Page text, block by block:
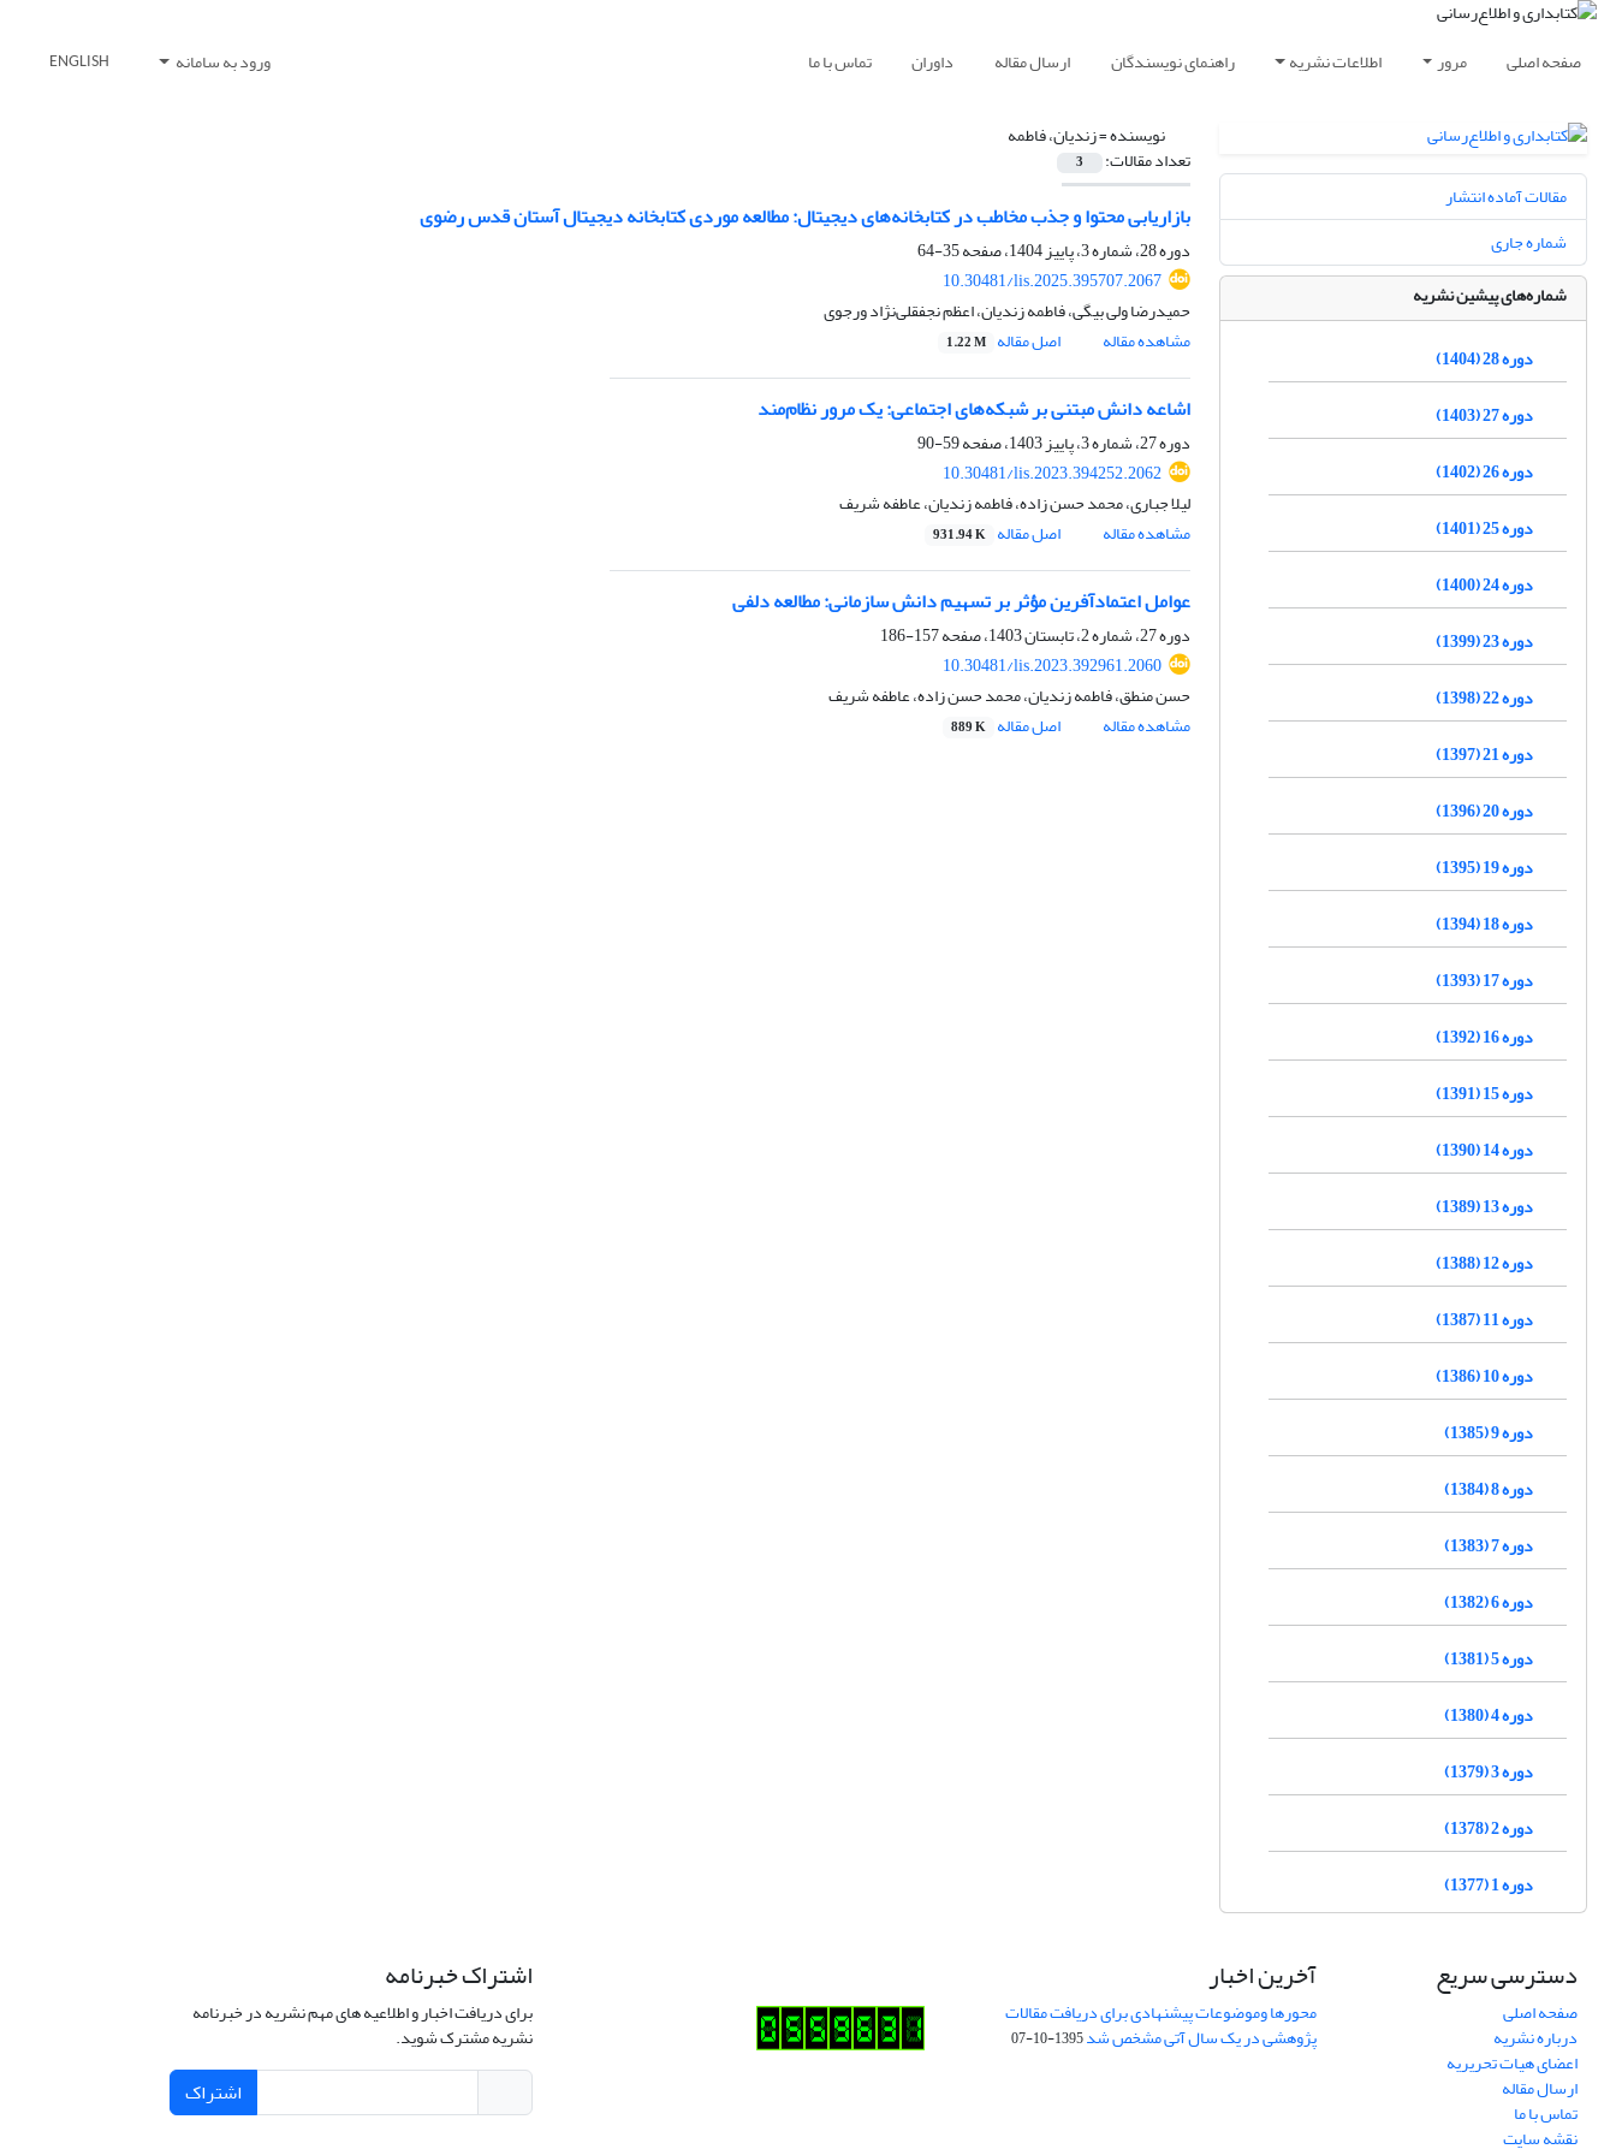
صفحه اصلی مرور اطلاعات نشریه راهنمای نویسندگان ارسال مقاله داوران تماس با ما ورود به سامانه ENGLISH
نویسنده =زندیان، فاطمه
تعداد مقالات: 3
بازاریابی محتوا و جذب مخاطب در کتابخانه‌­های‌ دیجیتال: مطالعه موردی کتابخانه دیجیتال آستان قدس رضوی
دوره 28، شماره 3، پاییز 1404، صفحه
35-64
10.30481/lis.2025.395707.2067
حمیدرضا ولی بیگی، فاطمه زندیان، اعظم نجفقلی‌نژاد ورجوی
مشاهده مقاله
اصل مقاله 1.22 M
اشاعه دانش مبتنی بر شبکه‌های اجتماعی: یک مرور نظام‌مند
دوره 27، شماره 3، پاییز 1403، صفحه
59-90
10.30481/lis.2023.394252.2062
لیلا جباری، محمد حسن زاده، فاطمه زندیان، عاطفه شریف
مشاهده مقاله
اصل مقاله 931.94 K
عوامل اعتمادآفرین مؤثر بر تسهیم دانش سازمانی: مطالعه دلفی
دوره 27، شماره 2، تابستان 1403، صفحه
157-186
10.30481/lis.2023.392961.2060
حسن منطق، فاطمه زندیان، محمد حسن زاده، عاطفه شریف
مشاهده مقاله
اصل مقاله 889 K
مقالات آماده انتشار
شماره جاری
شماره‌های پیشین نشریه
دوره 28 (1404)
دوره 27 (1403)
دوره 26 (1402)
دوره 25 (1401)
دوره 24 (1400)
دوره 23 (1399)
دوره 22 (1398)
دوره 21 (1397)
دوره 20 (1396)
دوره 19 (1395)
دوره 18 (1394)
دوره 17 (1393)
دوره 16 (1392)
دوره 15 (1391)
دوره 14 (1390)
دوره 13 (1389)
دوره 12 (1388)
دوره 11 (1387)
دوره 10 (1386)
دوره 9 (1385)
دوره 8 (1384)
دوره 7 (1383)
دوره 6 (1382)
دوره 5 (1381)
دوره 4 (1380)
دوره 3 (1379)
دوره 2 (1378)
دوره 1 (1377)
دسترسی سریع
صفحه اصلی
درباره نشریه
اعضای هیات تحریریه
ارسال مقاله
تماس با ما
نقشه سایت
آخرین اخبار
محورها وموضوعات پیشنهادی برای دریافت مقالات
پژوهشی در یک سال آتی مشخص شد1395-10-07
اشتراک خبرنامه
برای دریافت اخبار و اطلاعیه های مهم نشریه در خبرنامه
نشریه مشترک شوید.
اشتراک